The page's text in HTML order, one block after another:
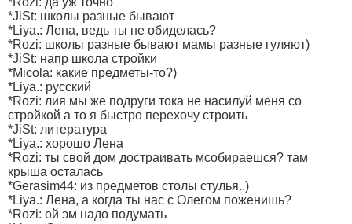
*JiSt: школы разные бывают
*Liya.: Лена, ведь ты не обиделась?
*Rozi: школы разные бывают мамы разные гуляют)
*JiSt: напр школа стройки
*Micola: какие предметы-то?)
*Liya.: русский
*Rozi: лия мы же подруги тока не насилуй меня со
стройкой а то я быстро перехочу строить
*JiSt: литература
*Liya.: хорошо Лена
*Rozi: ты свой дом достраивать мсобираешся? там
крыша осталась
*Gerasim44: из предметов столы стулья..)
*Liya.: Лена, а когда ты нас с Олегом поженишь?
*Rozi: ой эм надо подумать